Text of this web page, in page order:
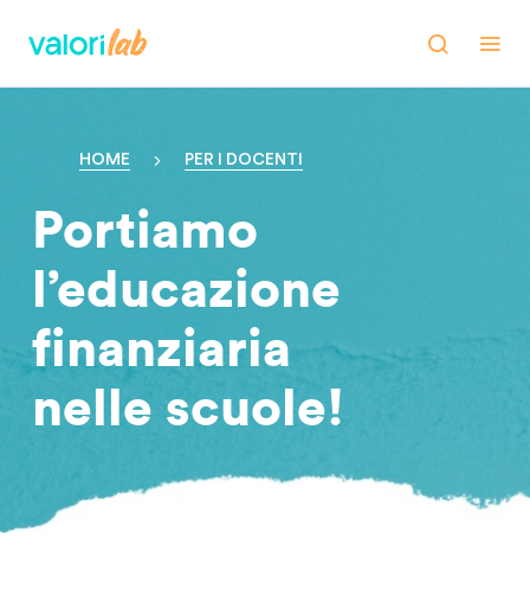
HOME PER I DOCENTI
Portiamo
l’educazione
finanziaria
nelle scuole!